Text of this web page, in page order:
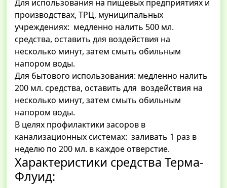
Для использования на пищевых предприятиях и
производствах, ТРЦ, муниципальных
учреждениях: медленно налить 500 мл.
средства, оставить для воздействия на
несколько минут, затем смыть обильным
напором воды.
Для бытового использования: медленно налить
200 мл. средства, оставить для воздействия на
несколько минут, затем смыть обильным
напором воды.
В целях профилактики засоров в
канализационных системах: заливать 1 раз в
неделю по 200 мл. в каждое отверстие.
Характеристики средства Терма-
Флуид: